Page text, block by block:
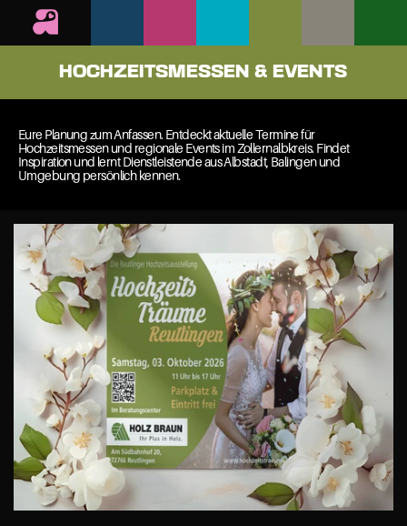
HOCHZEITSMESSEN & EVENTS
Eure Planung zum Anfassen. Entdeckt aktuelle Termine für
Hochzeitsmessen und regionale Events im Zollernalbkreis. Findet
Inspiration und lernt Dienstleistende aus Albstadt, Balingen und
Umgebung persönlich kennen.